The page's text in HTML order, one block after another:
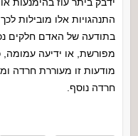
התנהגויות אלו מובילות
בתודעה של האדם חלקים
מפורשת, או ידיעה עמומה,
מודעות זו מעוררת חרדה
חרדה נוסף.